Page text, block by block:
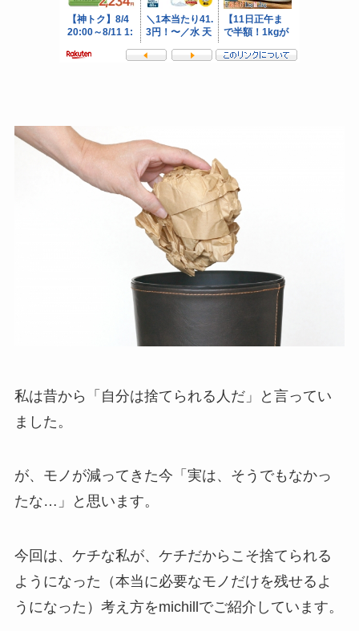
私は昔から「自分は捨てられる人だ」と言ってい
ました。
が、モノが減ってきた今「実は、そうでもなかっ
たな…」と思います。
今回は、ケチな私が、ケチだからこそ捨てられる
ようになった（本当に必要なモノだけを残せるよ
うになった）考え方をmichillでご紹介しています。